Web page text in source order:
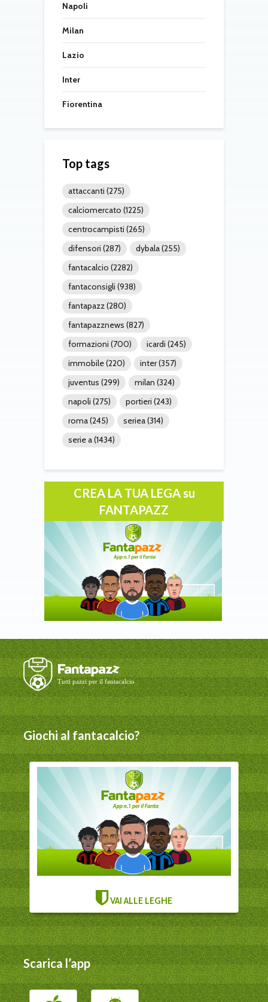
Napoli
Milan
Lazio
Inter
Fiorentina
Top tags
attaccanti (275)
calciomercato (1225)
centrocampisti (265)
difensori (287) dybala(255)
fantacalcio (2282)
fantaconsigli (938)
fantapazz(280)
fantapazznews (827)
formazioni (700) icardi (245)
immobile(220) inter(357)
juventus (299) milan (324)
napoli (275) portieri (243)
roma(245) seriea(314)
serie a(1434)
CREA LA TUA LEGA su
FANTAPAZZ
Giochi al fantacalcio?
VAI ALLE LEGHE
Scarica l’app